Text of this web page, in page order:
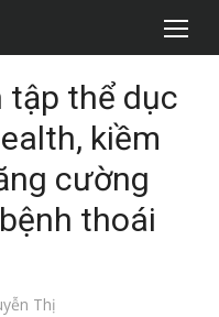
tập thể dục
kiềm
cường
thoái
Thị